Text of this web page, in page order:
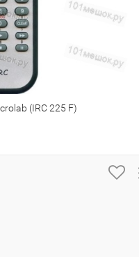
(IRC 225 F)